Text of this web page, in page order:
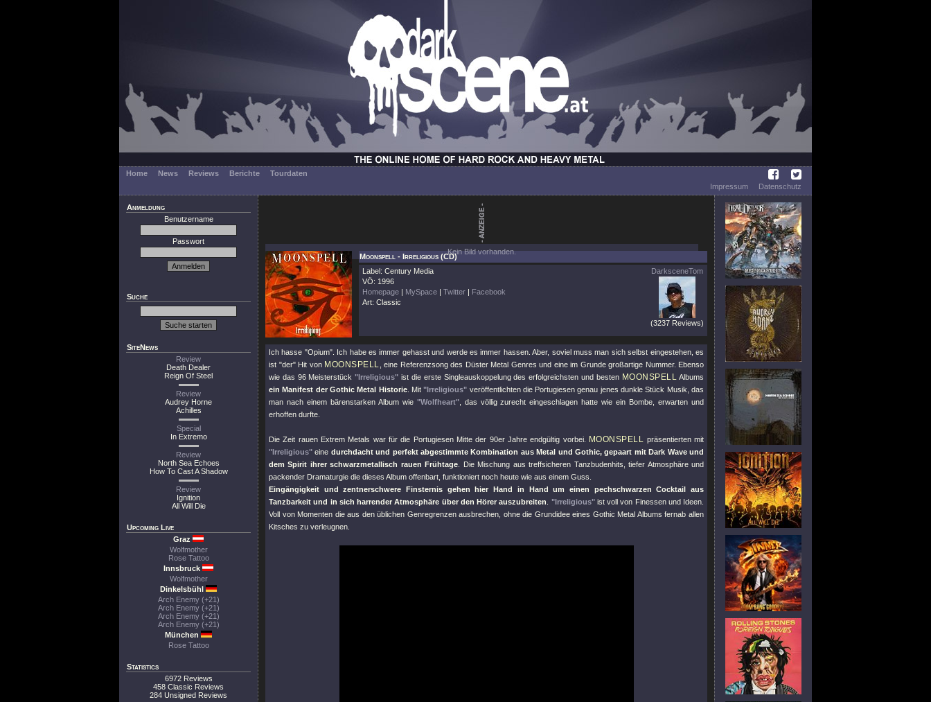
Home News Reviews Berichte
Tourdaten
Impressum
Datenschutz
Anmeldung
Benutzername
Passwort
Suche
SiteNews
Review
Death Dealer
Reign Of Steel
Review
Audrey Horne
Achilles
Special
In Extremo
Review
North Sea Echoes
How To Cast A Shadow
Review
Ignition
All Will Die
Upcoming Live
Graz
Wolfmother
Rose Tattoo
Innsbruck
Wolfmother
Dinkelsbühl
Arch Enemy (+21)
Arch Enemy (+21)
Arch Enemy (+21)
Arch Enemy (+21)
München
Rose Tattoo
Statistics
6972 Reviews
458 Classic Reviews
284 Unsigned Reviews
Kein Bild vorhanden.
Moonspell - Irreligious (CD)
Label: Century Media
VÖ: 1996
Homepage | MySpace | Twitter | Facebook
Art: Classic
DarksceneTom
(3237 Reviews)
Ich hasse "Opium". Ich habe es immer gehasst und werde es immer hassen. Aber, soviel muss man sich selbst eingestehen, es
ist "der"Hit von MOONSPELL , eine Referenzsong des Düster Metal Genres und eine im Grunde großartige Nummer. Ebenso
wie das 96 Meisterstück"Irreligious" ist die erste Singleauskoppelung des erfolgreichsten und besten MOONSPELL Albums
ein Manifest der Gothic Metal Historie. Mit"Irreligious" veröffentlichten die Portugiesen genau jenes dunkle Stück Musik, das
man nach einem bärenstarken Album wie "Wolfheart", das völlig zurecht eingeschlagen hatte wie ein Bombe, erwarten und
erhoffen durfte.
Die Zeit rauen Extrem Metals war für die Portugiesen Mitte der 90er Jahre endgültig vorbei. MOONSPELL präsentierten mit
"Irreligious" eine durchdacht und perfekt abgestimmte Kombination aus Metal und Gothic, gepaart mit Dark Wave und
dem Spirit ihrer schwarzmetallisch rauen Frühtage . Die Mischung aus treffsicheren Tanzbudenhits, tiefer Atmosphäre und
packender Dramaturgie die dieses Album offenbart, funktioniert noch heute wie aus einem Guss.
Eingängigkeit und zentnerschwere Finsternis gehen hier Hand in Hand um einen pechschwarzen Cocktail aus
Tanzbarkeit und in sich harrender Atmosphäre über den Hörer auszubreiten
"Irreligious"ist voll von Finessen und Ideen.
Voll von Momenten die aus den üblichen Genregrenzen ausbrechen, ohne die Grundidee eines Gothic Metal Albums fernab allen
Kitsches zu verleugnen.